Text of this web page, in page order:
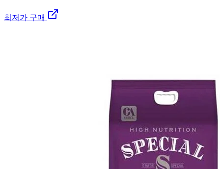
최저가 구매